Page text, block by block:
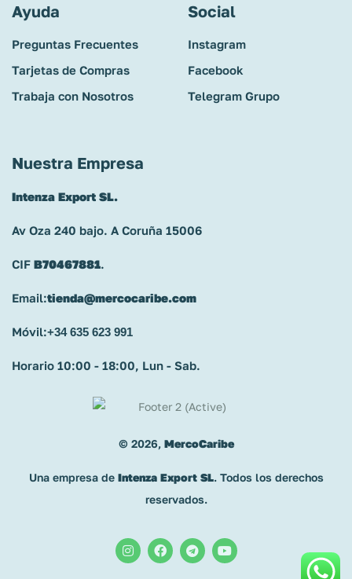
Ayuda
Preguntas Frecuentes
Tarjetas de Compras
Trabaja con Nosotros
Social
Instagram
Facebook
Telegram Grupo
Nuestra Empresa
Intenza Export SL.
Av Oza 240 bajo. A Coruña 15006
CIF B70467881.
Email:tienda@mercocaribe.com
Móvil:+34 635 623 991
Horario 10:00 - 18:00, Lun - Sab.
© 2026, MercoCaribe
Una empresa de Intenza Export SL. Todos los derechos
reservados.